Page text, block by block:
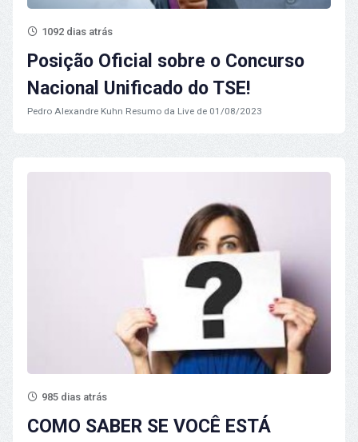
1092 dias atrás
Posição Oficial sobre o Concurso
Nacional Unificado do TSE!
Pedro Alexandre Kuhn Resumo da Live de 01/08/2023
985 dias atrás
COMO SABER SE VOCÊ ESTÁ